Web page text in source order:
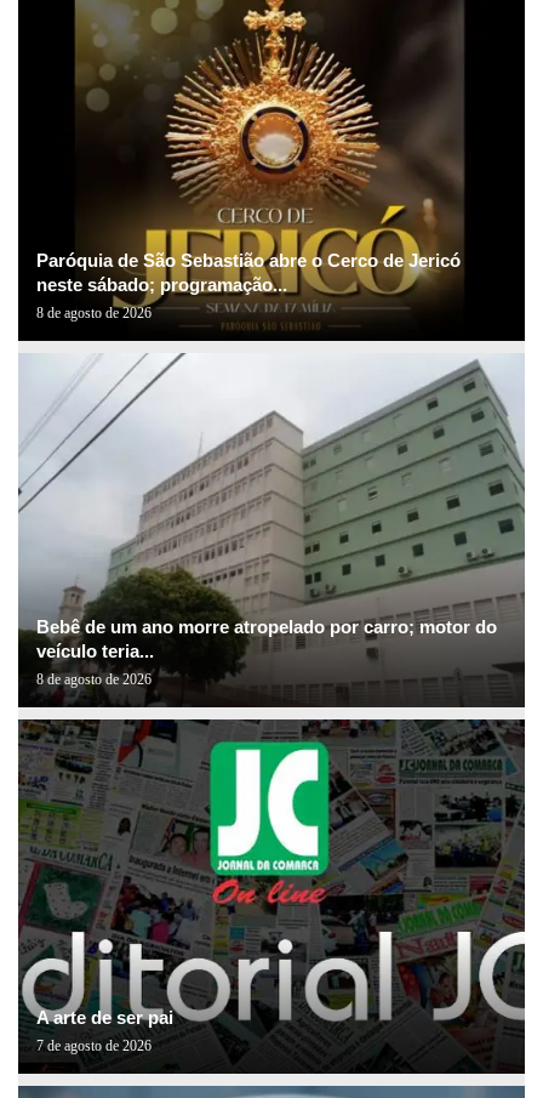
Paróquia de São Sebastião abre o Cerco de Jericó
neste sábado; programação...
8 de agosto de 2026
Bebê de um ano morre atropelado por carro; motor do
veículo teria...
8 de agosto de 2026
A arte de ser pai
7 de agosto de 2026